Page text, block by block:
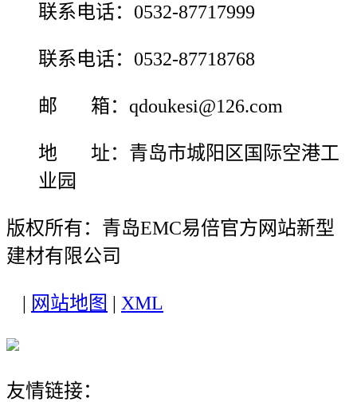
联系电话：0532-87717999
联系电话：0532-87718768
邮 箱：qdoukesi@126.com
地 址：青岛市城阳区国际空港工
业园
版权所有：青岛EMC易倍官方网站新型
建材有限公司
网站地图 XML
友情链接：